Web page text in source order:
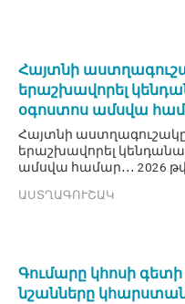
Հայտնի
երաշխավորել
օգոստոս ամսվա
Հայտնի աստղագուշակը
երաշխավորել
ամսվա համար․․․ 2026
ԱՍՏՂԱԳՈՒՇԱԿ
Գումարը կհոսի
նշանները